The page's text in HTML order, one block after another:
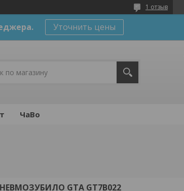
1 отзыв
Уточнить цены
ЧаВо
GTA GT7B022